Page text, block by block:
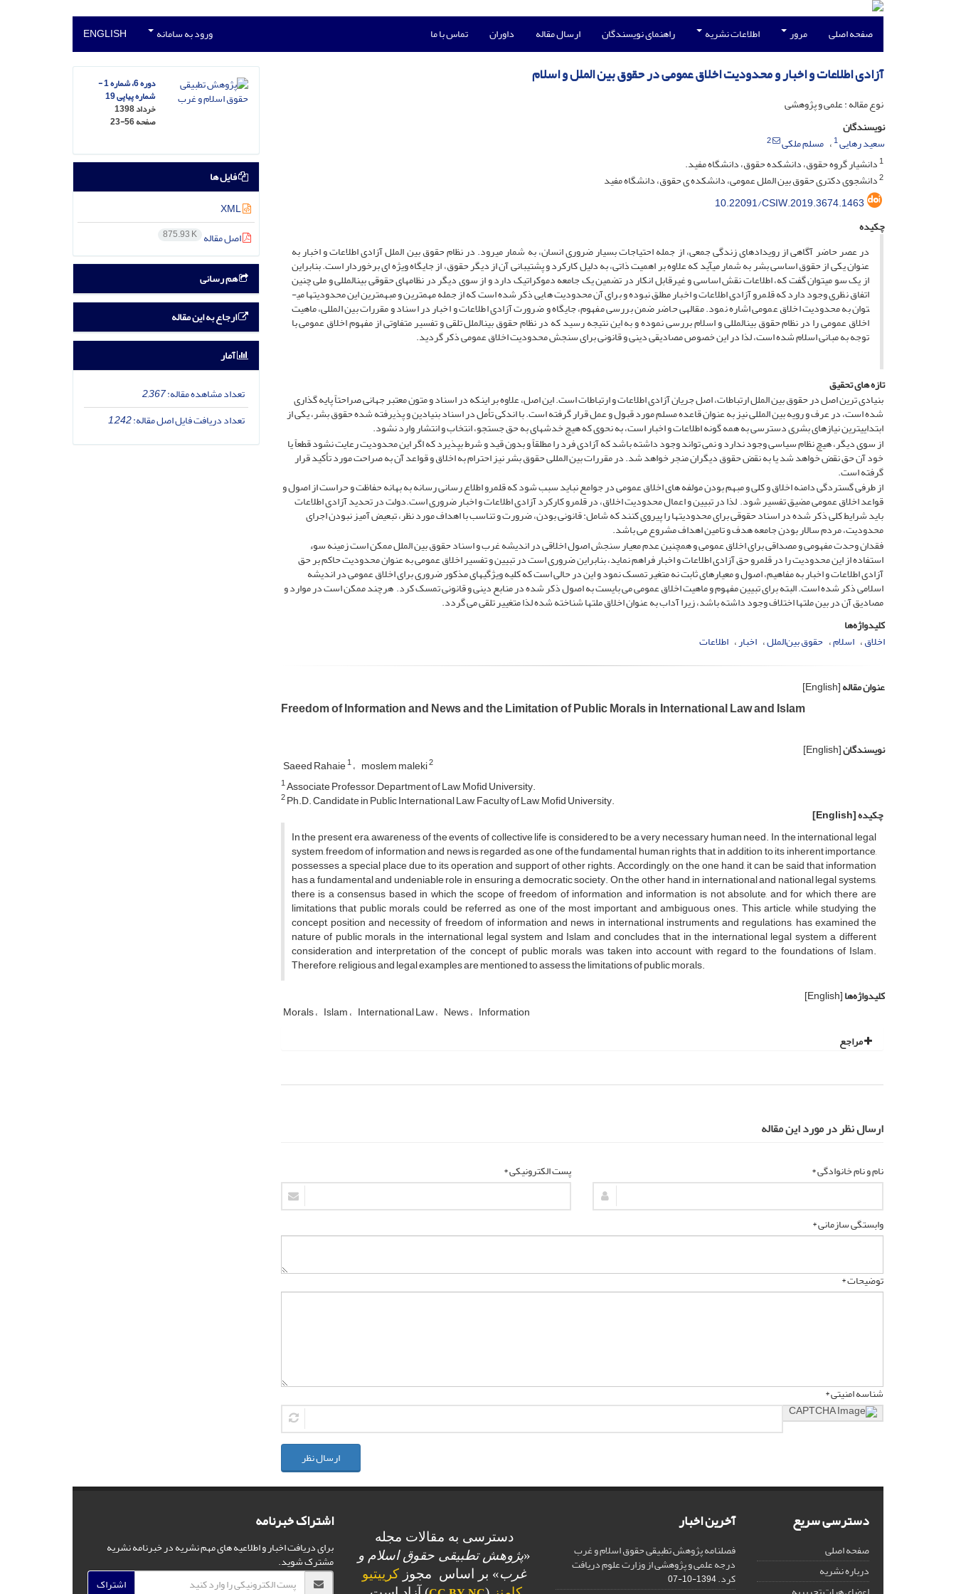
صفحه اصلی مرور اطلاعات نشریه راهنمای نویسندگان ارسال مقاله داوران تماس با ما ورود به سامانه ENGLISH
آزادی اطلاعات و اخبار و محدودیت اخلاق عمومی در حقوق بین الملل و اسلام
نوع مقاله : علمی و پژوهشی
نویسندگان
سعید رهایی1 مسلم ملکی
2
1دانشیار گروه حقوق، دانشکده حقوق، دانشگاه مفید.
2دانشجوی دکتری حقوق بین الملل عمومی، دانشکده ی حقوق، دانشگاه مفید
10.22091/CSIW.2019.3674.1463
چکیده
در عصر حاضر آگاهی از رویدادهای زندگی جمعی، از جمله احتیاجات بسیار ضروری انسان، به شمار می­رود. در نظام حقوق بین الملل آزادی اطلاعات و اخبار به
عنوان یکی از حقوق اساسی بشر به شمار می­آید که علاوه بر اهمیت ذاتی، به دلیل کارکرد و پشتیبانی آن از دیگر حقوق، از جایگاه ویژه ای برخوردار است. بنابراین
از یک سو می­توان گفت که، اطلاعات نقش اساسی و غیرقابل انکار در تضمین یک جامعه دموکراتیک دارد و از سوی دیگر در نظام­های حقوقی بین­المللی و ملی چنین
اتفاق نظری وجود دارد که قلمرو آزادی اطلاعات و اخبار مطلق نبوده و برای آن محدودیت هایی ذکر شده است که از جمله مهم­ترین و مبهم­ترین این محدودیت­ها می­
توان به محدودیت اخلاق عمومی اشاره نمود. مقاله­ی حاضر ضمن بررسی مفهوم، جایگاه و ضرورت آزادی اطلاعات و اخبار در اسناد و مقررات بین المللی، ماهیت
اخلاق عمومی را در نظام حقوق بین­المللی و اسلام بررسی نموده و به این نتیجه رسید که در نظام حقوق بین­الملل تلقی و تفسیر متفاوتی از مفهوم اخلاق عمومی با
توجه به مبانی اسلام شده است، لذا در این خصوص مصادیقی دینی و قانونی برای سنجش محدودیت اخلاق عمومی ذکر گردید.
تازه های تحقیق
بنیادی ترین اصل در حقوق بین الملل ارتباطات، اصل جریان آزادی اطلاعات و ارتباطات است. این اصل، علاوه بر اینکه در اسناد و متون معتبر جهانی صراحتاً پایه گذاری
شده است، در عرف و رویه بین المللی نیز به عنوان قاعده مسلم مورد قبول و عمل قرار گرفته است. با اندکی تأمل در اسناد بنیادین و پذیرفته شده حقوق بشر، یکی از
ابتدایی­ترین نیازهای بشری دسترسی به همه گونه اطلاعات و اخبار است، به نحوی که هیچ خدشه­ای به حق جستجو، انتخاب و انتشار وارد نشود.
از سوی دیگر، هیچ نظام سیاسی وجود ندارد و نمی تواند وجود داشته باشد که آزادی فرد را مطلقاً و بدون قید و شرط بپذیرد که اگر این محدودیت رعایت نشود قطعاً یا
خود آن حق نقض خواهد شد یا به نقض حقوق دیگران منجر خواهد شد. در مقررات بین المللی حقوق بشر نیز احترام به اخلاق و قواعد آن به صراحت مورد تأکید قرار
گرفته است.
از طرفی گستردگی دامنه اخلاق و کلی و مبهم بودن مولفه های اخلاق عمومی در جوامع نباید سبب شود که قلمرو اطلاع رسانی رسانه به بهانه حفاظت و حراست از اصول و
قواعد اخلاق عمومی مضیق تفسیر شود. لذا در تبیین و اعمال محدودیت اخلاق، در قلمرو کارکرد آزادی اطلاعات و اخبار ضروری است.دولت در تحدید آزادی اطلاعات
باید شرایط کلی ذکر شده در اسناد حقوقی برای محدودیت­ها را پیروی ­کنند که شامل: قانونی بودن، ضرورت و تناسب با اهداف مورد نظر، تبعیض آمیز نبودن اجرای
محدودیت، مردم سالار بودن جامعه هدف و تامین اهداف مشروع می باشد.
فقدان وحدت مفهومی و مصداقی برای اخلاق عمومی و همچنین عدم معیار سنجش اصول اخلاقی در اندیشه غرب و اسناد حقوق بین الملل ممکن است زمینه سوء
استفاده از این محدودیت را در قلمرو حق آزادی اطلاعات و اخبار فراهم نماید، بنابراین ضروری است در تبیین و تفسیر اخلاق عمومی به عنوان محدودیت حاکم بر حق
آزادی اطلاعات و اخبار به مفاهیم، اصول و معیارهای ثابت نه متغیر تمسک نمود و این در حالی است که کلیه ویژگی­های مذکور ضروری برای اخلاق عمومی در اندیشه
اسلامی ذکر شده است. البته برای تبیین مفهوم و ماهیت اخلاق عمومی می بایست به اصول ذکر شده در منابع دینی و قانونی تمسک کرد. هرچند ممکن است در موارد و
مصادیق آن در بین ملت­ها اختلاف وجود داشته باشد، زیرا آداب به عنوان اخلاق ملت­ها شناخته شده لذا متغییر تلقی می گردد.
کلیدواژه‌ها
اخلاق اسلام حقوق بین‌الملل اخبار اطلاعات
عنوان مقاله[English]
Freedom of Information and News and the Limitation of Public Morals in International Law and Islam
نویسندگان[English]
Saeed Rahaie1 moslem maleki2
1Associate Professor, Department of Law, Mofid University.
2Ph.D. Candidate in Public International Law, Faculty of Law, Mofid University.
چکیده[English]
In the present era, awareness of the events of collective life is considered to be a very necessary human need. In the international legal
system, freedom of information and news is regarded as one of the fundamental human rights that, in addition to its inherent importance,
possesses a special place due to its operation and support of other rights. Accordingly, on the one hand, it can be said that information
has a fundamental and undeniable role in ensuring a democratic society. On the other hand, in international and national legal systems,
there is a consensus based in which the scope of freedom of information and information is not absolute, and for which there are
limitations that public morals could be referred as one of the most important and ambiguous ones. This article, while studying the
concept, position and necessity of freedom of information and news in international instruments and regulations, has examined the
nature of public morals in the international legal system and Islam and concludes that in the international legal system a different
consideration and interpretation of the concept of public morals was taken into account with regard to the foundations of Islam.
Therefore, religious and legal examples are mentioned to assess the limitations of public morals.
کلیدواژه‌ها[English]
Morals Islam International Law News Information
مراجع
ارسال نظر در مورد این مقاله
نام و نام خانوادگی * پست الکترونیکی *
وابستگی سازمانی *
توضیحات *
شناسه امنیتی *
ارسال نظر
دوره 6، شماره 1 -
شماره پیاپی 19
خرداد 1398
صفحه23-56
فایل ها
XML
اصل مقاله 875.93 K
هم رسانی
ارجاع به این مقاله
آمار
تعداد مشاهده مقاله:2,367
تعداد دریافت فایل اصل مقاله:1,242
دسترسی سریع
صفحه اصلی
درباره نشریه
آخرین اخبار
فصلنامه پژوهش تطبیقی حقوق اسلام و غرب
درجه علمی و پژوهشی از وزارت علوم دریافت
کرد.1394-10-07
دسترسی به مقالات مجله
«پژوهش تطبیقی حقوق اسلام و
غرب» بر اساس مجوز کرییتیو
اشتراک خبرنامه
برای دریافت اخبار و اطلاعیه های مهم نشریه در خبرنامه نشریه
مشترک شوید.
اشتراک